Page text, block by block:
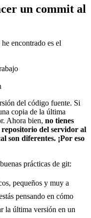
un commit al
encontrado es el
del código fuente. Si
copia de la última
Ahora bien, no tienes
del servidor al
son diferentes. ¡Por eso
prácticas de git:
pequeños y muy a
pensando en cómo
la última versión en un